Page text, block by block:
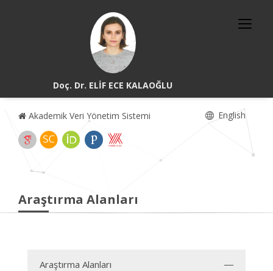
Doç. Dr. ELİF ECE KALAOĞLU
Akademik Veri Yönetim Sistemi English
Araştırma Alanları
Araştırma Alanları